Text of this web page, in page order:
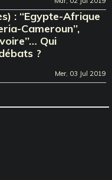
: ‘‘Egypte-Afrique
Cameroun’’,
Qui
?
Mer, 03 Jul 2019